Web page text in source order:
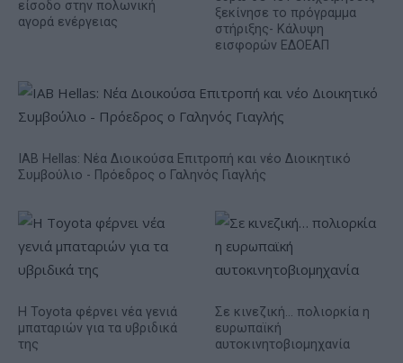
είσοδο στην πολωνική
αγορά ενέργειας
ξεκίνησε το πρόγραμμα
στήριξης- Κάλυψη
εισφορών ΕΔΟΕΑΠ
IAB Hellas: Νέα Διοικούσα Επιτροπή και νέο Διοικητικό
Συμβούλιο - Πρόεδρος ο Γαληνός Γιαγλής
Η Toyota φέρνει νέα γενιά
μπαταριών για τα υβριδικά
της
Σε κινεζική… πολιορκία η
ευρωπαϊκή
αυτοκινητοβιομηχανία